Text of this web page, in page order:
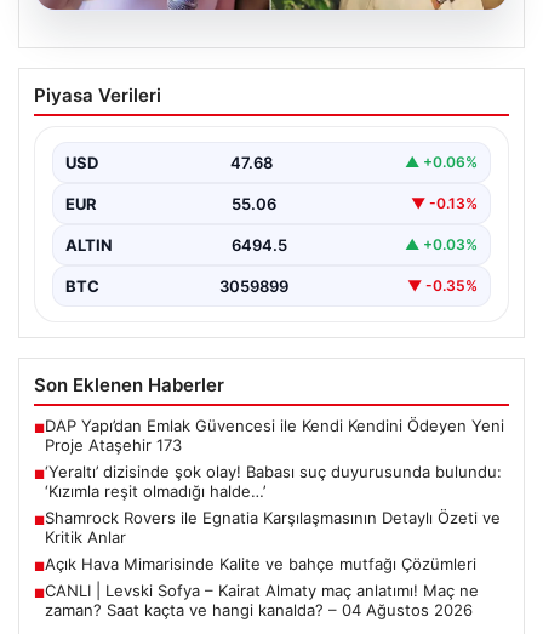
‘Yeraltı’ dizisinde şok olay! Babası suç
duyurusunda bulundu: ‘Kızımla reşit
Piyasa Verileri
USD 47.68 ▲ +0.06%
EUR 55.06 ▼ -0.13%
ALTIN 6494.5 ▲ +0.03%
BTC 3059899 ▼ -0.35%
Son Eklenen Haberler
■DAP Yapı’dan Emlak Güvencesi ile Kendi Kendini Ödeyen Yeni
Proje Ataşehir 173
■‘Yeraltı’ dizisinde şok olay! Babası suç duyurusunda bulundu:
‘Kızımla reşit olmadığı halde…’
■Shamrock Rovers ile Egnatia Karşılaşmasının Detaylı Özeti ve
Kritik Anlar
■Açık Hava Mimarisinde Kalite ve bahçe mutfağı Çözümleri
■CANLI | Levski Sofya – Kairat Almaty maç anlatımı! Maç ne
zaman? Saat kaçta ve hangi kanalda? – 04 Ağustos 2026